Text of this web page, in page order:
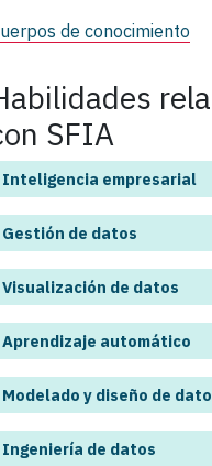
de conocimiento
SFIA
Inteligencia empresarial
Gestión de datos
Visualización de datos
Aprendizaje automático
Modelado y diseño de
Ingeniería de datos